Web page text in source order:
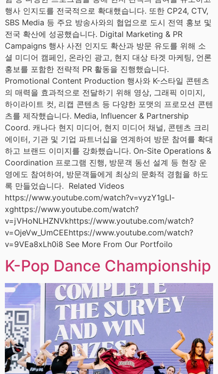
행사 인지도를 전국적으로 확대했습니다. 또한 CP24, CTV,
SBS Media 등 주요 방송사와의 협업으로 도시 전역 홍보 및
전국 확산에 성공했습니다. Digital Marketing & PR
Campaigns 행사 사전 인지도 확산과 방문 유도를 위해 소
셜 미디어 캠페인, 온라인 광고, 현지 대상 타겟 마케팅, 언론
홍보를 포함한 전략적 PR 활동을 진행했습니다.
Promotional Content Production 행사와 K-스타일 콘텐츠
의 매력을 효과적으로 전달하기 위해 영상, 그래픽 이미지,
하이라이트 컷, 리캡 콘텐츠 등 다양한 포맷의 프로모션 콘텐
츠를 제작했습니다. Media, Influencer & Partnership
Coord. 캐나다 현지 미디어, 현지 미디어 채널, 콘텐츠 크리
에이터, 기관 및 기업 파트너십을 연계하여 방문 참여를 확대
하고 브랜드 이미지를 강화했습니다. On-Site Operations &
Coordination 프로그램 진행, 방문객 동선 설계 등 현장 운
영에도 참여하여, 방문객들에게 최상의 문화적 경험을 하도
록 만들었습니다. Related Videos
https://www.youtube.com/watch?v=vyzY1gLI-
xghttps://www.youtube.com/watch?
v=jVHoNLHZNVkhttps://www.youtube.com/watch?
v=OjeVw_UmCEEhttps://www.youtube.com/watch?
v=9VEa8xLh0i8 See More From Our Portfoilo
K-Pop Dance Championship